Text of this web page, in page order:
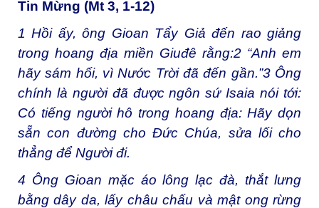
Tin Mừng (Mt 3, 1-12)
1 Hồi ấy, ông Gioan Tẩy Giả đến rao giảng
trong hoang địa miền Giuđê rằng:2 “Anh em
hãy sám hối, vì Nước Trời đã đến gần.”3Ông
chính là người đã được ngôn sứ Isaia nói tới:
Có tiếng người hô trong hoang địa: Hãy dọn
sẵn con đường cho Đức Chúa, sửa lối cho
thẳng để Người đi.
4 Ông Gioan mặc áo lông lạc đà, thắt lưng
bằng dây da, lấy châu chấu và mật ong rừng